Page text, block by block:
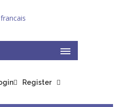
Register